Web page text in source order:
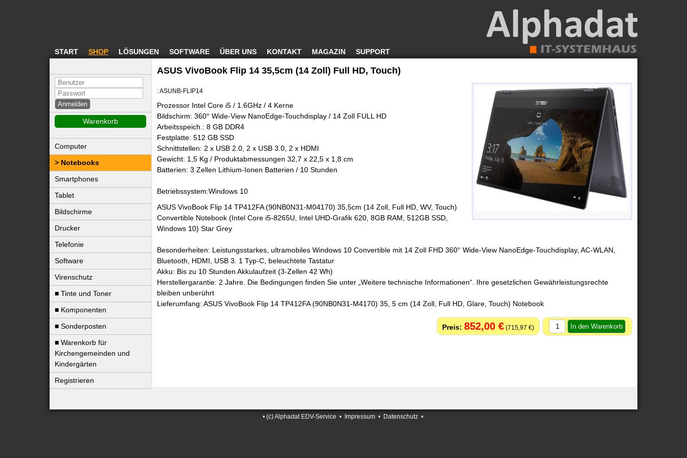
START SHOP LÖSUNGEN SOFTWARE ÜBER UNS KONTAKT MAGAZIN SUPPORT
Warenkorb
Computer
Notebooks
Smartphones
Tablet
Bildschirme
Drucker
Telefonie
Software
Virenschutz
■ Tinte und Toner
■ Komponenten
■ Sonderposten
■ Warenkorb für
Kirchengemeinden und
Kindergärten
Registrieren
ASUS VivoBook Flip 14 35,5cm (14 Zoll) Full HD, Touch)
: ASUNB-FLIP14
Prozessor Intel Core i5 / 1.6GHz / 4 Kerne
Bildschirm: 360° Wide-View NanoEdge-Touchdisplay / 14 Zoll FULL HD
Arbeitsspeich.: 8 GB DDR4
Festplatte: 512 GB SSD
Schnittstellen: 2 x USB 2.0, 2 x USB 3.0, 2 x HDMI
Gewicht: 1,5 Kg / Produktabmessungen 32,7 x 22,5 x 1,8 cm
Batterien: 3 Zellen Lithium-Ionen Batterien / 10 Stunden
Betriebssystem:Windows 10
ASUS VivoBook Flip 14 TP412FA (90NB0N31-M04170) 35,5cm (14 Zoll, Full HD, WV, Touch)
Convertible Notebook (Intel Core i5-8265U, Intel UHD-Grafik 620, 8GB RAM, 512GB SSD,
Windows 10) Star Grey
Besonderheiten: Leistungsstarkes, ultramobiles Windows 10 Convertible mit 14 Zoll FHD 360° Wide-View NanoEdge-Touchdisplay, AC-WLAN,
Bluetooth, HDMI, USB 3. 1 Typ-C, beleuchtete Tastatur
Akku: Bis zu 10 Stunden Akkulaufzeit (3-Zellen 42 Wh)
Herstellergarantie: 2 Jahre. Die Bedingungen finden Sie unter „Weitere technische Informationen“. Ihre gesetzlichen Gewährleistungsrechte
bleiben unberührt
Lieferumfang: ASUS VivoBook Flip 14 TP412FA (90NB0N31-M4170) 35, 5 cm (14 Zoll, Full HD, Glare, Touch) Notebook
852,00 € 715,97 €
• (c) Alphadat EDV-Service • Impressum• Datenschutz•